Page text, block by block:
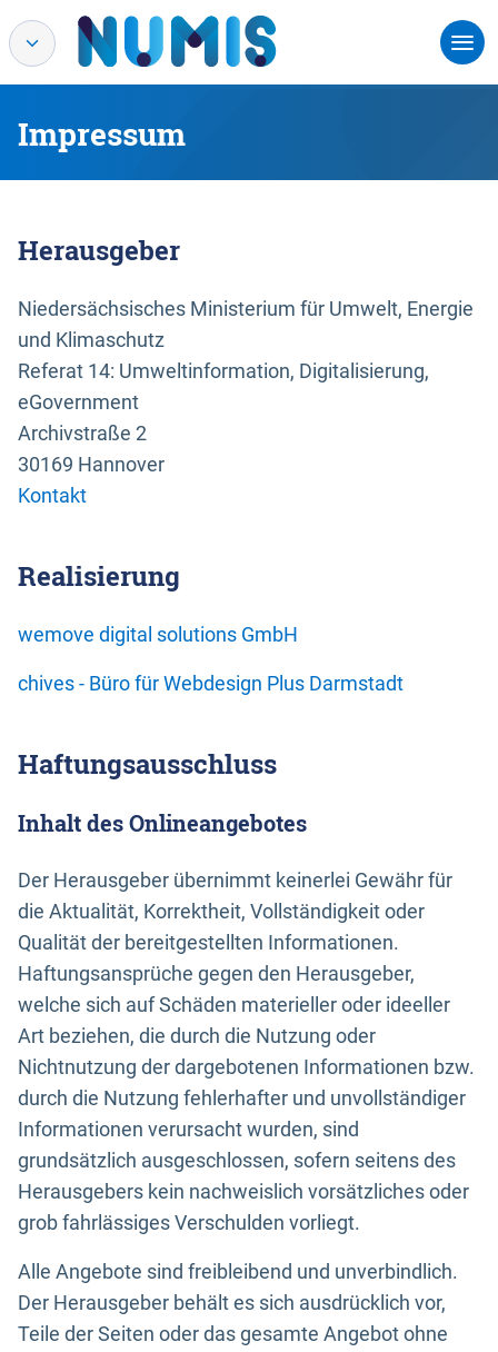
Impressum
Herausgeber
Niedersächsisches Ministerium für Umwelt, Energie
und Klimaschutz
Referat 14: Umweltinformation, Digitalisierung,
eGovernment
Archivstraße 2
30169 Hannover
Kontakt
Realisierung
wemove digital solutions GmbH
chives - Büro für Webdesign Plus Darmstadt
Haftungsausschluss
Inhalt des Onlineangebotes
Der Herausgeber übernimmt keinerlei Gewähr für
die Aktualität, Korrektheit, Vollständigkeit oder
Qualität der bereitgestellten Informationen.
Haftungsansprüche gegen den Herausgeber,
welche sich auf Schäden materieller oder ideeller
Art beziehen, die durch die Nutzung oder
Nichtnutzung der dargebotenen Informationen bzw.
durch die Nutzung fehlerhafter und unvollständiger
Informationen verursacht wurden, sind
grundsätzlich ausgeschlossen, sofern seitens des
Herausgebers kein nachweislich vorsätzliches oder
grob fahrlässiges Verschulden vorliegt.
Alle Angebote sind freibleibend und unverbindlich.
Der Herausgeber behält es sich ausdrücklich vor,
Teile der Seiten oder das gesamte Angebot ohne